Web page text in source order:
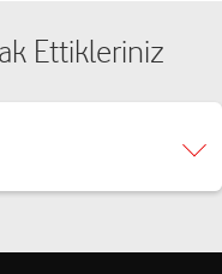
Ettikleriniz